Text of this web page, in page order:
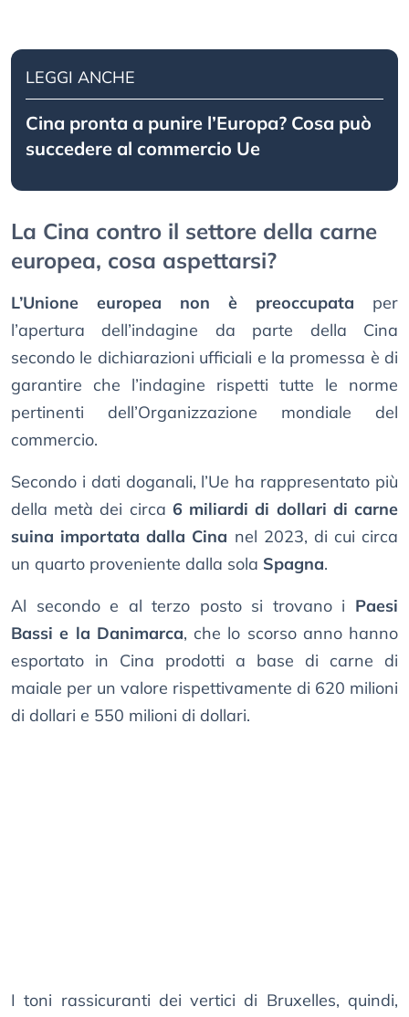
LEGGI ANCHE
Cina pronta a punire l’Europa? Cosa può
succedere al commercio Ue
La Cina contro il settore della carne
europea, cosa aspettarsi?
L’Unione europea non è preoccupata per
l’apertura dell’indagine da parte della Cina
secondo le dichiarazioni ufficiali e la promessa è di
garantire che l’indagine rispetti tutte le norme
pertinenti dell’Organizzazione mondiale del
commercio.
Secondo i dati doganali, l’Ue ha rappresentato più
della metà dei circa 6 miliardi di dollari di carne
suina importata dalla Cina nel 2023, di cui circa
un quarto proveniente dalla sola Spagna.
Al secondo e al terzo posto si trovano i Paesi
Bassi e la Danimarca, che lo scorso anno hanno
esportato in Cina prodotti a base di carne di
maiale per un valore rispettivamente di 620 milioni
di dollari e 550 milioni di dollari.
I toni rassicuranti dei vertici di Bruxelles, quindi,